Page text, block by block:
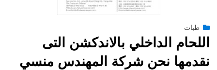
engmansyPosted
on
يناير 25, 2015
طبات
اللحام الداخلي بالاندكشن التى
نقدمها نحن شركة المهندس منسي